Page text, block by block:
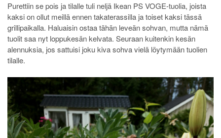
Purettiin se pois ja tilalle tuli neljä Ikean PS VOGE-tuolia, joista
kaksi on ollut meillä ennen takaterassilla ja toiset kaksi tässä
grillipaikalla. Haluaisin ostaa tähän leveän sohvan, mutta nämä
tuolit saa nyt loppukesän kelvata. Seuraan kuitenkin kesän
alennuksia, jos sattuisi joku kiva sohva vielä löytymään tuolien
tilalle.